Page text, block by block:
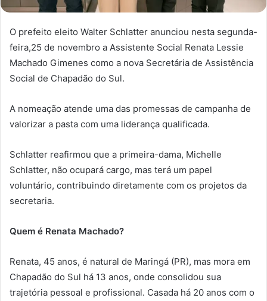
O prefeito eleito Walter Schlatter anunciou nesta segunda-
feira,25 de novembro a Assistente Social Renata Lessie
Machado Gimenes como a nova Secretária de Assistência
Social de Chapadão do Sul.
A nomeação atende uma das promessas de campanha de
valorizar a pasta com uma liderança qualificada.
Schlatter reafirmou que a primeira-dama, Michelle
Schlatter, não ocupará cargo, mas terá um papel
voluntário, contribuindo diretamente com os projetos da
secretaria.
Quem é Renata Machado?
Renata, 45 anos, é natural de Maringá (PR), mas mora em
Chapadão do Sul há 13 anos, onde consolidou sua
trajetória pessoal e profissional. Casada há 20 anos com o